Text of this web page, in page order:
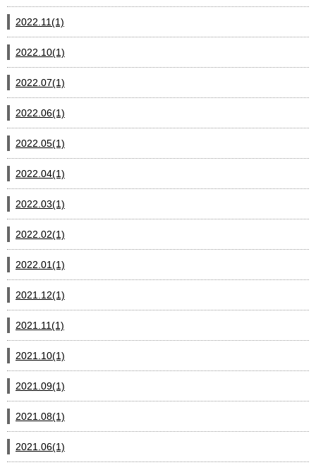
2022.11(1)
2022.10(1)
2022.07(1)
2022.06(1)
2022.05(1)
2022.04(1)
2022.03(1)
2022.02(1)
2022.01(1)
2021.12(1)
2021.11(1)
2021.10(1)
2021.09(1)
2021.08(1)
2021.06(1)